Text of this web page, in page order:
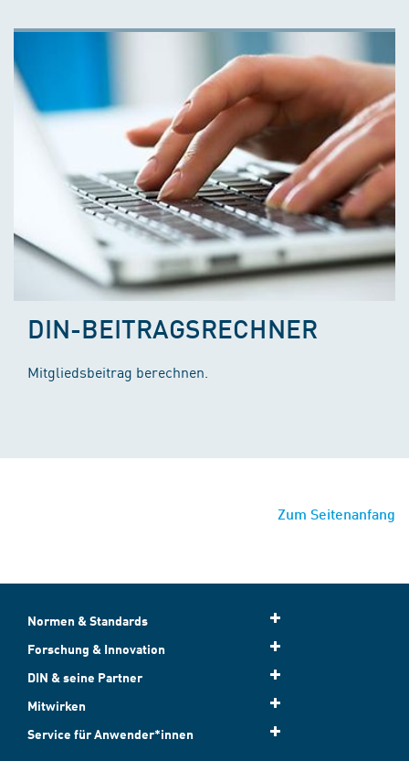
DIN-BEITRAGSRECHNER
Mitgliedsbeitrag berechnen.
Zum Seitenanfang
Normen & Standards
Forschung & Innovation
DIN & seine Partner
Mitwirken
Service für Anwender*innen